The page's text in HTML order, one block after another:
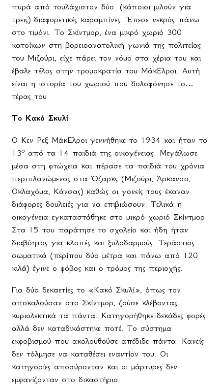
πυρά από τουλάχιστον δύο
(κάποιοι μιλούν για
τρεις) διαφορετικές καραμπίνες. Έπεσε νεκρός πάνω
στο τιμόνι. Το Σκίντμορ, ένα μικρό χωριό 300
κατοίκων στη βορειοανατολική γωνιά της πολιτείας
του Μιζούρι, είχε πάρει τον νόμο στα χέρια του και
έβαλε τέλος στην τρομοκρατία του ΜάκΕλροϊ. Αυτή
είναι η ιστορία του χωριού που δολοφόνησε το…
τέρας του.
Το Κακό Σκυλί
Ο Κεν Ρεξ ΜάκΕλροι γεννήθηκε το 1934 και ήταν το
13ο από τα 14 παιδιά της οικογένειας. Μεγάλωσε
μέσα στη φτώχεια και πέρασε τα παιδιά του χρόνια
περιπλανώμενος στα Όζαρκς (Μιζούρι, Άρκανσο,
Οκλαχόμα, Κάνσας) καθώς οι γονείς τους έκαναν
διάφορες δουλειές για να επιβιώσουν. Τελικά η
οικογένεια εγκαταστάθηκε στο μικρό χωριό Σκίντμορ.
Στα 15 του παράτησε το σχολείο και ήδη ήταν
διαβόητος για κλοπές και ξυλοδαρμούς. Τεράστιος
σωματικά (περίπου δύο μέτρα και πάνω από 120
κιλά) έγινε ο φόβος και ο τρόμος της περιοχής.
Για δύο δεκαετίες το «Κακό Σκυλί», όπως τον
αποκαλούσαν στο Σκίντμορ, ζούσε κλέβοντας
κυριολεκτικά τα πάντα. Κατηγορήθηκε δεκάδες φορές
αλλά δεν καταδικάστηκε ποτέ. Το σύστημα
εκφοβισμού που ακολουθούσε απέδιδε πάντα. Κανείς
δεν τόλμησε να καταθέσει εναντίον του. Οι
κατηγορίες αποσύρονταν και οι μάρτυρες δεν
εμφανίζονταν στο δικαστήριο.